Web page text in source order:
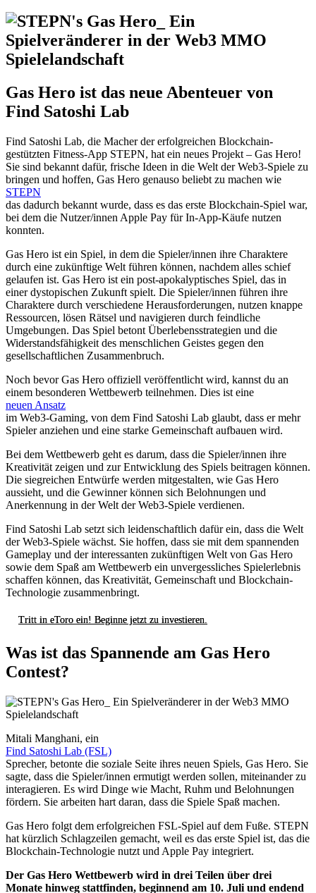
Gas Hero ist das neue Abenteuer von
Find Satoshi Lab
Find Satoshi Lab, die Macher der erfolgreichen Blockchain-
gestützten Fitness-App STEPN, hat ein neues Projekt – Gas Hero!
Sie sind bekannt dafür, frische Ideen in die Welt der Web3-Spiele zu
bringen und hoffen, Gas Hero genauso beliebt zu machen wie
STEPN
das dadurch bekannt wurde, dass es das erste Blockchain-Spiel war,
bei dem die Nutzer/innen Apple Pay für In-App-Käufe nutzen
konnten.
Gas Hero ist ein Spiel, in dem die Spieler/innen ihre Charaktere
durch eine zukünftige Welt führen können, nachdem alles schief
gelaufen ist. Gas Hero ist ein post-apokalyptisches Spiel, das in
einer dystopischen Zukunft spielt. Die Spieler/innen führen ihre
Charaktere durch verschiedene Herausforderungen, nutzen knappe
Ressourcen, lösen Rätsel und navigieren durch feindliche
Umgebungen. Das Spiel betont Überlebensstrategien und die
Widerstandsfähigkeit des menschlichen Geistes gegen den
gesellschaftlichen Zusammenbruch.
Noch bevor Gas Hero offiziell veröffentlicht wird, kannst du an
einem besonderen Wettbewerb teilnehmen. Dies ist eine
neuen Ansatz
im Web3-Gaming, von dem Find Satoshi Lab glaubt, dass er mehr
Spieler anziehen und eine starke Gemeinschaft aufbauen wird.
Bei dem Wettbewerb geht es darum, dass die Spieler/innen ihre
Kreativität zeigen und zur Entwicklung des Spiels beitragen können.
Die siegreichen Entwürfe werden mitgestalten, wie Gas Hero
aussieht, und die Gewinner können sich Belohnungen und
Anerkennung in der Welt der Web3-Spiele verdienen.
Find Satoshi Lab setzt sich leidenschaftlich dafür ein, dass die Welt
der Web3-Spiele wächst. Sie hoffen, dass sie mit dem spannenden
Gameplay und der interessanten zukünftigen Welt von Gas Hero
sowie dem Spaß am Wettbewerb ein unvergessliches Spielerlebnis
schaffen können, das Kreativität, Gemeinschaft und Blockchain-
Technologie zusammenbringt.
Tritt in eToro ein! Beginne jetzt zu investieren.
Was ist das Spannende am Gas Hero
Contest?
Mitali Manghani, ein
Find Satoshi Lab (FSL)
Sprecher, betonte die soziale Seite ihres neuen Spiels, Gas Hero. Sie
sagte, dass die Spieler/innen ermutigt werden sollen, miteinander zu
interagieren. Es wird Dinge wie Macht, Ruhm und Belohnungen
fördern. Sie arbeiten hart daran, dass die Spiele Spaß machen.
Gas Hero folgt dem erfolgreichen FSL-Spiel auf dem Fuße. STEPN
hat kürzlich Schlagzeilen gemacht, weil es das erste Spiel ist, das die
Blockchain-Technologie nutzt und Apple Pay integriert.
Der Gas Hero Wettbewerb wird in drei Teilen über drei
Monate hinweg stattfinden, beginnend am 10. Juli und endend